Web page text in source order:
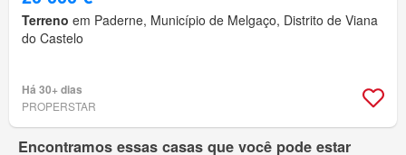
Terreno em Paderne, Município de Melgaço, Distrito de Viana
do Castelo
Há 30+ dias
PROPERSTAR
Encontramos essas casas que você pode estar